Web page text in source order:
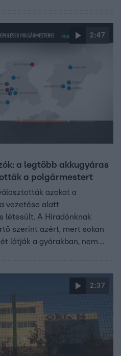
Megnéztük, hol, miért
és milyen terveik vannak
2:47
a legtöbb akkugyáras
a polgármestert
azokat a
vezetése alatt
létesült. A Híradónknak
szerint azért, mert sokan
látják a gyárakban, nem
2:37